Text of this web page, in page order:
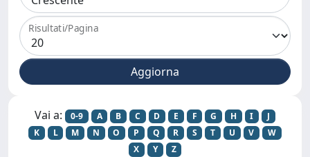
Risultati/Pagina
Vai a: 0-9 A B C D E F G H I
J
K
L M N O P Q R S T U V
W
X
Y Z